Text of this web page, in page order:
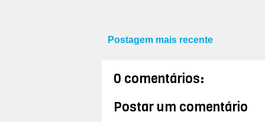
Postagem mais recente
0 comentários:
Postar um comentário